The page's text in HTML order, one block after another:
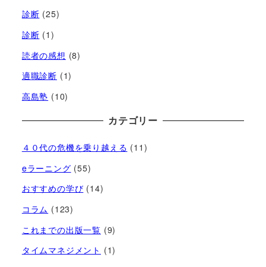
診断 (25)
診断 (1)
読者の感想 (8)
適職診断 (1)
高島塾 (10)
カテゴリー
４０代の危機を乗り越える (11)
eラーニング (55)
おすすめの学び (14)
コラム (123)
これまでの出版一覧 (9)
タイムマネジメント (1)